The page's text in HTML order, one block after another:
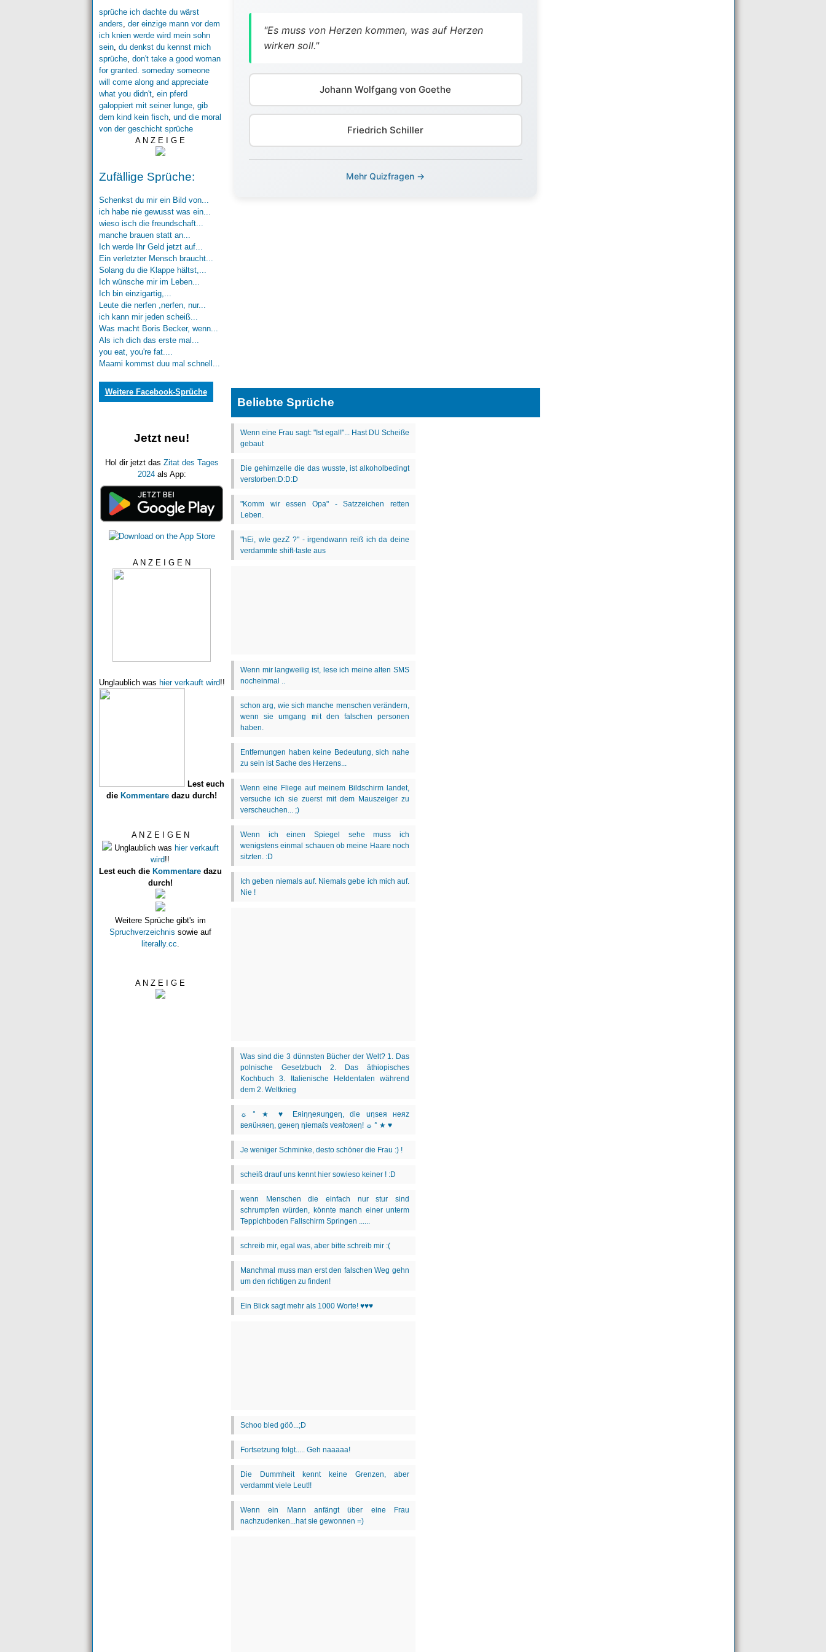
sprüche ich dachte du wärst
anders, der einzige mann vor dem
ich knien werde wird mein sohn
sein, du denkst du kennst mich
sprüche, don't take a good woman
for granted. someday someone
will come along and appreciate
what you didn't, ein pferd
galoppiert mit seiner lunge, gib
dem kind kein fisch, und die moral
von der geschicht sprüche
A N Z E I G E
Zufällige Sprüche:
Schenkst du mir ein Bild von...
ich habe nie gewusst was ein...
wieso isch die freundschaft...
manche brauen statt an...
Ich werde Ihr Geld jetzt auf...
Ein verletzter Mensch braucht...
Solang du die Klappe hältst,...
Ich wünsche mir im Leben...
Ich bin einzigartig,...
Leute die nerfen ,nerfen, nur...
ich kann mir jeden scheiß...
Was macht Boris Becker, wenn...
Als ich dich das erste mal...
you eat, you're fat....
Maami kommst duu mal schnell...
Weitere Facebook-Sprüche
Jetzt neu!
Hol dir jetzt das Zitat des Tages
2024als App:
A N Z E I G E N
Unglaublich was hier verkauft wird!!
Lest euch
die Kommentare dazu durch!
A N Z E I G E N
Unglaublich was hier verkauft
wird!!
Lest euch die Kommentaredazu
durch!
Weitere Sprüche gibt's im
Spruchverzeichnis sowie auf
literally.cc
A N Z E I G E
"Es muss von Herzen kommen, was auf Herzen
wirken soll."
Johann Wolfgang von Goethe
Friedrich Schiller
Mehr Quizfragen →
Beliebte Sprüche